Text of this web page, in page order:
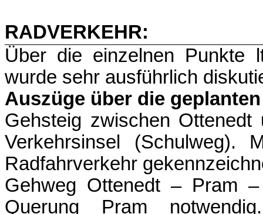
RADVERKEHR:
Über die einzelnen Punkte
wurde sehr ausführlich
Auszüge über die
Gehsteig zwischen
Verkehrsinsel (Schulweg).
Radfahrverkehr
Gehweg Ottenedt – Pram
Querung Pram